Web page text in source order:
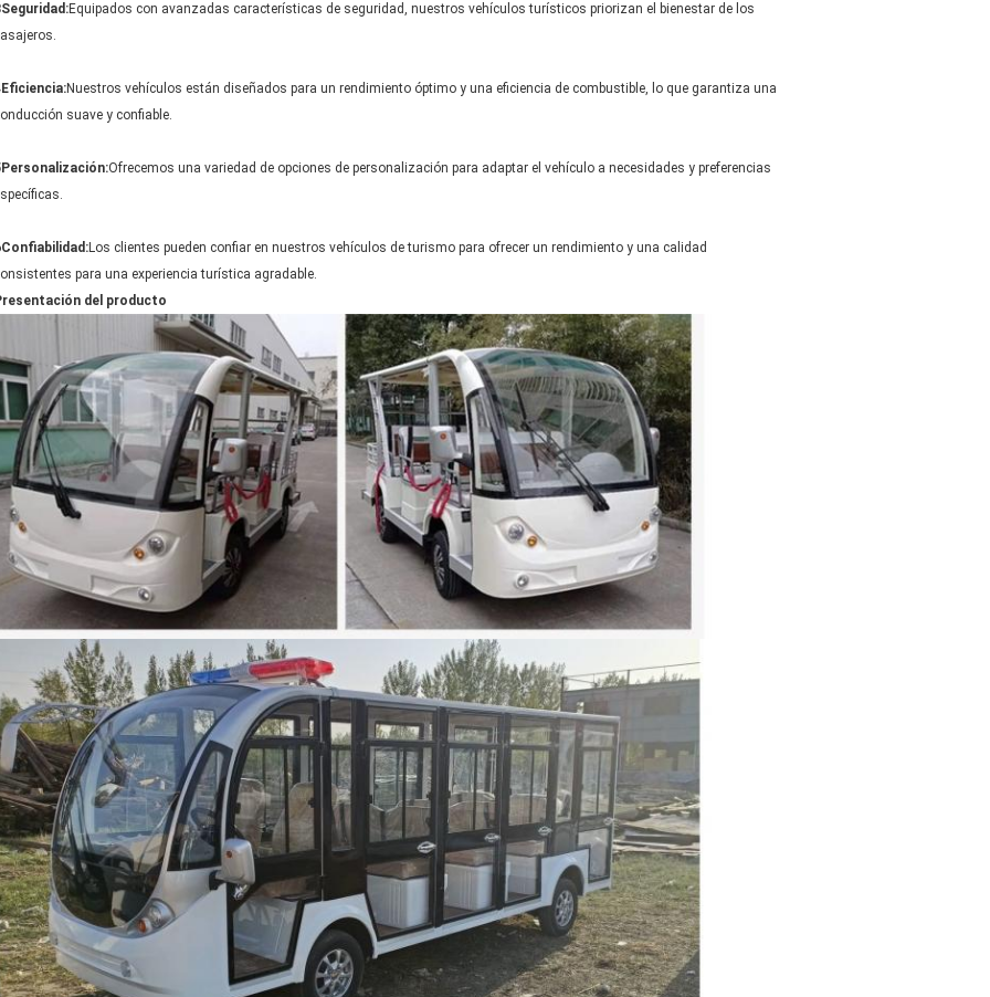
Equipados con avanzadas características de seguridad, nuestros vehículos turísticos priorizan el bienestar de los
Nuestros vehículos están diseñados para un rendimiento óptimo y una eficiencia de combustible, lo que garantiza una
suave y confiable.
Ofrecemos una variedad de opciones de personalización para adaptar el vehículo a necesidades y preferencias
Los clientes pueden confiar en nuestros vehículos de turismo para ofrecer un rendimiento y una calidad
para una experiencia turística agradable.
del producto